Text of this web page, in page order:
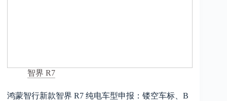
智界 R7
鸿蒙智行新款智界 R7 纯电车型申报：镂空车标、B